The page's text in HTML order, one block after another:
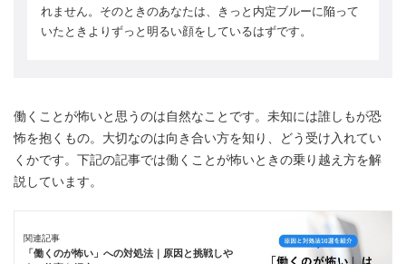
れません。そのときのあなたは、きっと内定ブルーに陥って
いたときよりずっと明るい顔をしているはずです。
働くことが怖いと思うのは自然なことです。未知には誰しもが恐
怖を抱くもの。大切なのは向き合い方を知り、どう受け入れてい
くかです。下記の記事では働くことが怖いときの乗り越え方を解
説しています。
関連記事
「働くのが怖い」への対処法｜原因と挑戦しや